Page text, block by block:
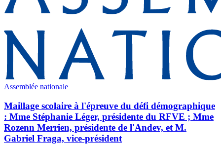
Assemblée nationale
Maillage scolaire à l'épreuve du défi démographique
: Mme Stéphanie Léger, présidente du RFVE ; Mme
Rozenn Merrien, présidente de l'Andev, et M.
Gabriel Fraga, vice-président